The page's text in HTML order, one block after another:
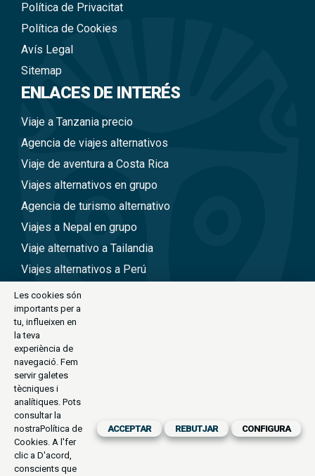
Política de Privacitat
Política de Cookies
Avís Legal
Sitemap
ENLACES DE INTERÉS
Viaje a Tanzania precio
Agencia de viajes alternativos
Viaje de aventura a Costa Rica
Viajes alternativos en grupo
Agencia de turismo alternativo
Viajes a Nepal en grupo
Viaje alternativo a Tailandia
Viajes alternativos a Perú
Viajes alternativos a Vietnam
CONTACTE
C/Antoni Maria Claret, 111-113 (Barcelona)
exode@exode.es
934 561 885
Horari:
Dilluns a Divendres
09.30-14.00 | 16.00-19.30
Les cookies són
importants per a
tu, influeixen en
la teva
experiència de
navegació. Fem
servir galetes
tècniques i
analítiques. Pots
consultar la
nostraPolítica de
Cookies. A l'fer
clic a D'acord,
conscients que
ACCEPTAR REBUTJAR CONFIGURA